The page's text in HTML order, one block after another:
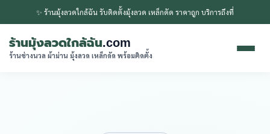
✨ ร้านมุ้งลวดใกล้ฉัน รับติดตั้งมุ้งลวด เหล็กดัด ราคาถูก บริการถึงที่
ร้านมุ้งลวดใกล้ฉัน.com
ร้านช่างนวล ผ้าม่าน มุ้งลวด เหล็กดัด พร้อมติดตั้ง